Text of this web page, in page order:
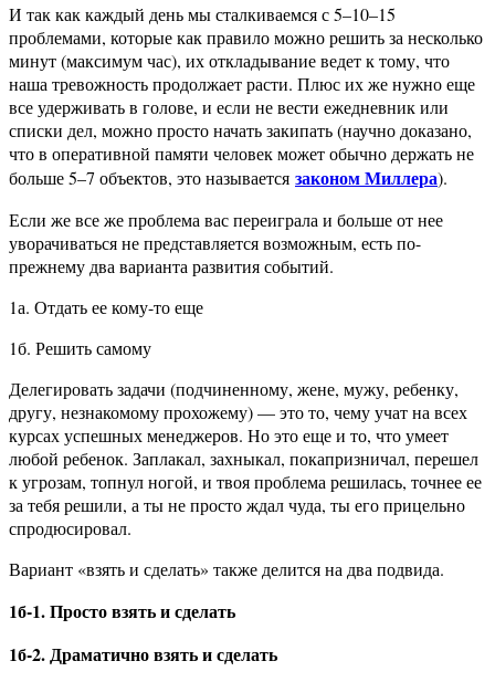
И так как каждый день мы сталкиваемся с 5–10–15
проблемами, которые как правило можно решить за несколько
минут (максимум час), их откладывание ведет к тому, что
наша тревожность продолжает расти. Плюс их же нужно еще
все удерживать в голове, и если не вести ежедневник или
списки дел, можно просто начать закипать (научно доказано,
что в оперативной памяти человек может обычно держать не
больше 5–7 объектов, это называется законом Миллера).
Если же все же проблема вас переиграла и больше от нее
уворачиваться не представляется возможным, есть по-
прежнему два варианта развития событий.
1а. Отдать ее кому-то еще
1б. Решить самому
Делегировать задачи (подчиненному, жене, мужу, ребенку,
другу, незнакомому прохожему) — это то, чему учат на всех
курсах успешных менеджеров. Но это еще и то, что умеет
любой ребенок. Заплакал, захныкал, покапризничал, перешел
к угрозам, топнул ногой, и твоя проблема решилась, точнее ее
за тебя решили, а ты не просто ждал чуда, ты его прицельно
спродюсировал.
Вариант «взять и сделать» также делится на два подвида.
1б-1. Просто взять и сделать
1б-2. Драматично взять и сделать